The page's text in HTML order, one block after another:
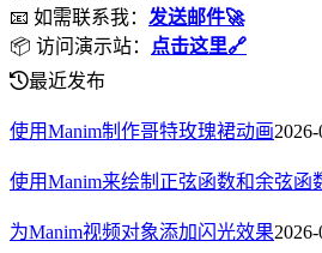
📧 如需联系我： 发送邮件🚀
📦 访问演示站：
点击这里🔗
最近发布
使用Manim制作哥特玫瑰裙动画
使用Manim来绘制正弦函数和余弦函
为Manim视频对象添加闪光效果2026-